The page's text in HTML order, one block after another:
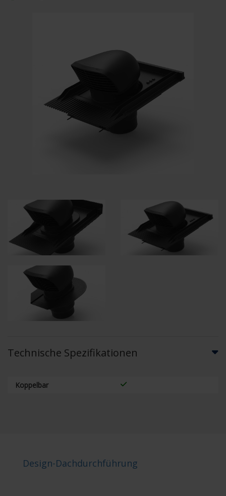
Technische Spezifikationen
Koppelbar
Design-Dachdurchführung